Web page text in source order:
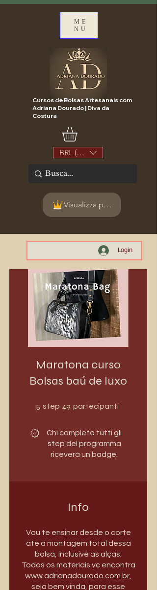
ME
NU
Cursos de Bolsas Artesanais com
Adriana Dourado | Diva da
Costura
BRL (R$)
Visualizza punti
Login
Maratona curso
Bolsas baú de luxo
5 step 5 step
49 partecipanti
Chi completa tutti gli
step del programma
riceverà un badge.
Info
Vou te ensinar desde o corte
ate a montagem total dessa
bolsa, inclusive as alças.
Todos os materiais vc encontra
www.adrianadourado.com.br,
seja bem vinda, para esse